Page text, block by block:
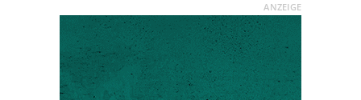
ANZEIGE